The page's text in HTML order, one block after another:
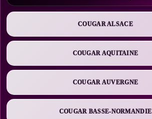
COUGAR ALSACE
COUGAR AQUITAINE
COUGAR AUVERGNE
COUGAR BASSE-NORMANDIE